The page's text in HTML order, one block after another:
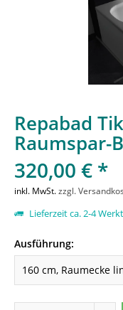
Repabad
Raumspar-
320,00 € *
inkl. MwSt.zzgl.
Lieferzeit ca. 2-4
Ausführung: